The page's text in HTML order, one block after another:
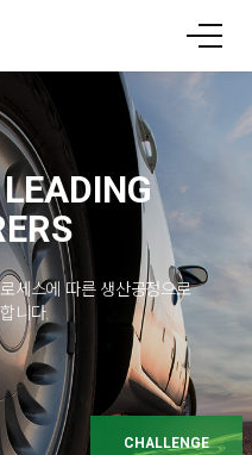
세스에 따른 생산공정으로
니다.
세스에 따른 생산공정으로
니다.
CHALLENGE